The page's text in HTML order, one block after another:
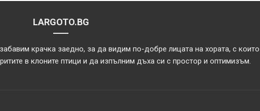
LARGOTO.BG
крачка заедно, за да видим по-добре лицата на хората, с
в клоните птици и да изпълним дъха си с простор и оптимизъм.